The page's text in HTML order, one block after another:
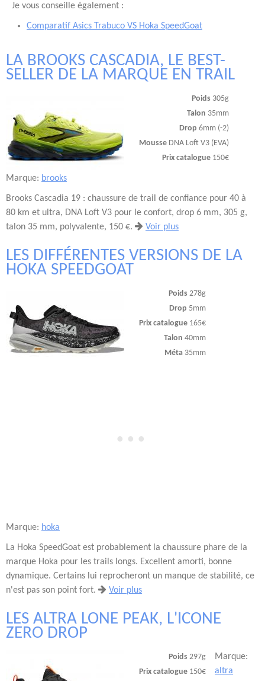
Je vous conseille également :
Comparatif Asics Trabuco VS Hoka SpeedGoat
LA BROOKS CASCADIA, LE BEST-
SELLER DE LA MARQUE EN TRAIL
Poids 305g
Talon 35mm
Drop 6mm (-2)
Mousse DNA Loft V3 (EVA)
Prix catalogue 150€
Marque: brooks
Brooks Cascadia 19 : chaussure de trail de confiance pour 40 à
80 km et ultra, DNA Loft V3 pour le confort, drop 6 mm, 305 g,
talon 35 mm, polyvalente, 150 €.
Voir plus
LES DIFFÉRENTES VERSIONS DE LA
HOKA SPEEDGOAT
Poids 278g
Drop 5mm
Prix catalogue 165€
Talon 40mm
Méta 35mm
Marque: hoka
La Hoka SpeedGoat est probablement la chaussure phare de la
marque Hoka pour les trails longs. Excellent amorti, bonne
dynamique. Certains lui reprocheront un manque de stabilité, ce
n'est pas son point fort.
Voir plus
LES ALTRA LONE PEAK, L'ICONE
ZERO DROP
Poids 297g
Prix catalogue 150€
Marque:
altra